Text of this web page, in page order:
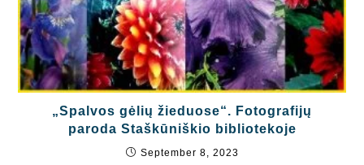
„Spalvos gėlių žieduose“. Fotografijų
paroda Staškūniškio bibliotekoje
September 8, 2023